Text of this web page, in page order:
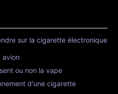
sur la cigarette électronique
avion
ou non la vape
d'une cigarette